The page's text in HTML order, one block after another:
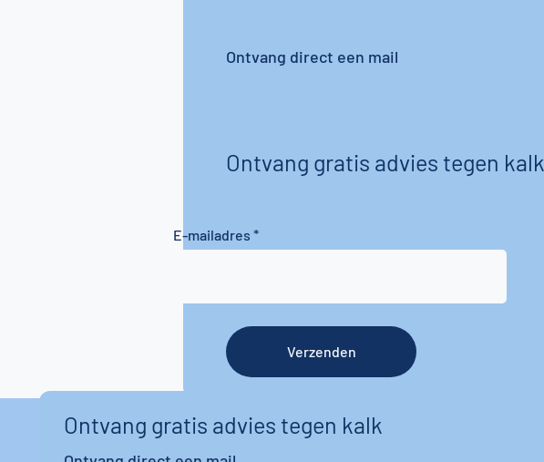
Ontvang gratis advies tegen kalk
Ontvang direct een mail
E-mailadres
Verzenden
Ontvang gratis advies tegen kalk